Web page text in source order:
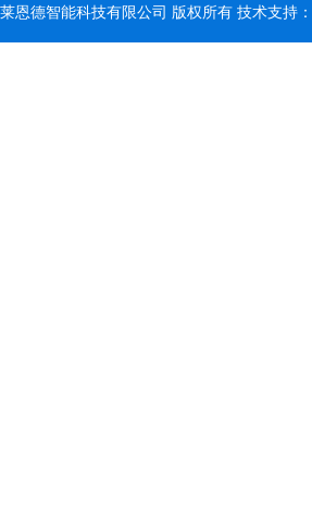
恩德智能科技有限公司 版权所有 技术支持：